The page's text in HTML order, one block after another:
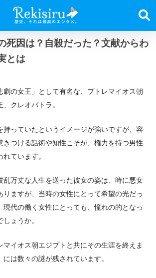
死因は？自殺だった？文献からわ
とは
劇の女王」として有名な、プトレマイオス朝
クレオパトラ。
持っていたというイメージが強いですが、容
きつける話術や知性こそが、権力を持つ男性
ています。
乱万丈な人生を送った彼女の姿は、時に悪女
りますが、当時の女性にとって希望の光だっ
現代の働く女性にとっても、憧れの的となっ
ょうか。
マイオス朝エジプトと共にその生涯を終えま
は数々の謎が残されています。